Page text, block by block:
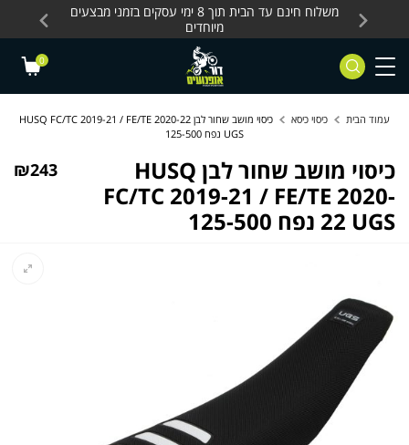
Skip to Content
Contact Us
כלים חשמליים
משלוח חינם עד הבית תוך 8 ימי עסקים בזמני מבצעים
מיוחדים
0
עמוד הבית כיסוי כיסא
כיסוי מושב שחור לבן HUSQ FC/TC 2019-21 / FE/TE 2020-22
UGS נפח 125-500
כיסוי מושב שחור לבן HUSQ
FC/TC 2019-21 / FE/TE 2020-
22 UGS נפח 125-500
₪243